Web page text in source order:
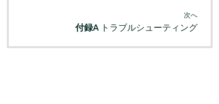
次へ
付録A トラブルシューティング